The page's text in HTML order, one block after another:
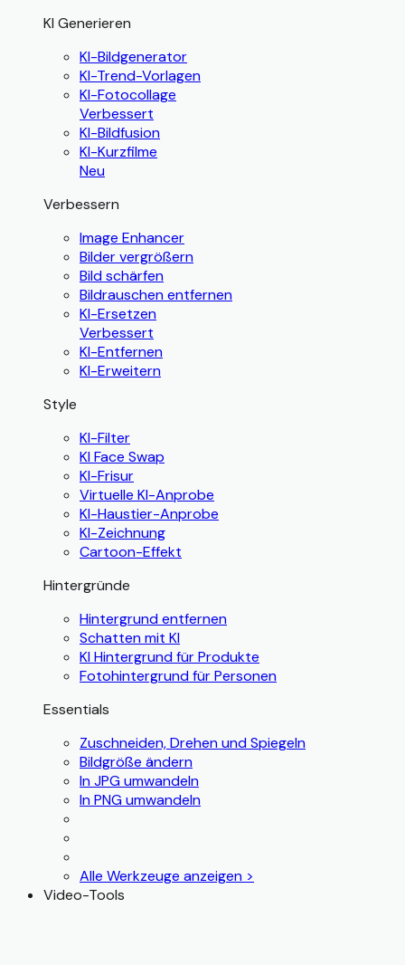
KI Generieren
KI-Bildgenerator
KI-Trend-Vorlagen
KI-Fotocollage
Verbessert
KI-Bildfusion
KI-Kurzfilme
Neu
Verbessern
Image Enhancer
Bilder vergrößern
Bild schärfen
Bildrauschen entfernen
KI-Ersetzen
Verbessert
KI-Entfernen
KI-Erweitern
Style
KI-Filter
KI Face Swap
KI-Frisur
Virtuelle KI-Anprobe
KI-Haustier-Anprobe
KI-Zeichnung
Cartoon-Effekt
Hintergründe
Hintergrund entfernen
Schatten mit KI
KI Hintergrund für Produkte
Fotohintergrund für Personen
Essentials
Zuschneiden, Drehen und Spiegeln
Bildgröße ändern
In JPG umwandeln
In PNG umwandeln
Alle Werkzeuge anzeigen >
Video-Tools